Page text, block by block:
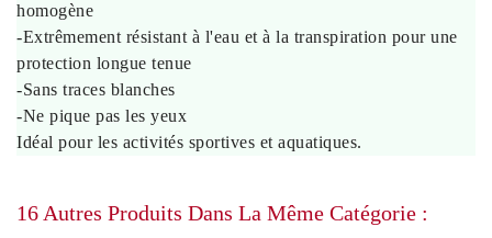
homogène
-Extrêmement résistant à l'eau et à la transpiration pour une
protection longue tenue
-Sans traces blanches
-Ne pique pas les yeux
Idéal pour les activités sportives et aquatiques.
16 Autres Produits Dans La Même Catégorie :